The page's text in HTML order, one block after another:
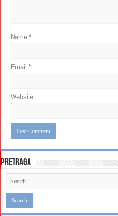
Name*
Email*
Website
Pretraga